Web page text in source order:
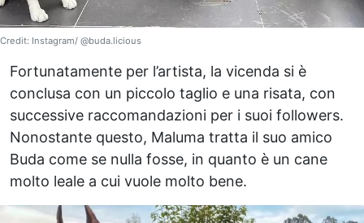
Credit: Instagram/ @buda.licious
Fortunatamente per l’artista, la vicenda si è
conclusa con un piccolo taglio e una risata, con
successive raccomandazioni per i suoi followers.
Nonostante questo, Maluma tratta il suo amico
Buda come se nulla fosse, in quanto è un cane
molto leale a cui vuole molto bene.